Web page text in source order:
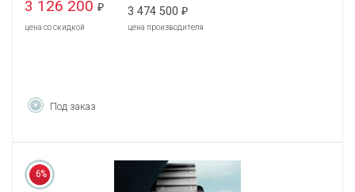
3 126 200 ₽
цена со скидкой
3 474 500 ₽
цена производителя
Под заказ
6%